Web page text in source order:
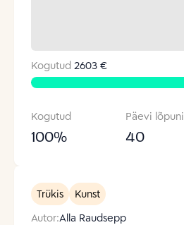
Kogutud 2603 €
Kogutud
100%
Päevi lõpuni
40
Trükis
Kunst
Autor:Alla Raudsepp